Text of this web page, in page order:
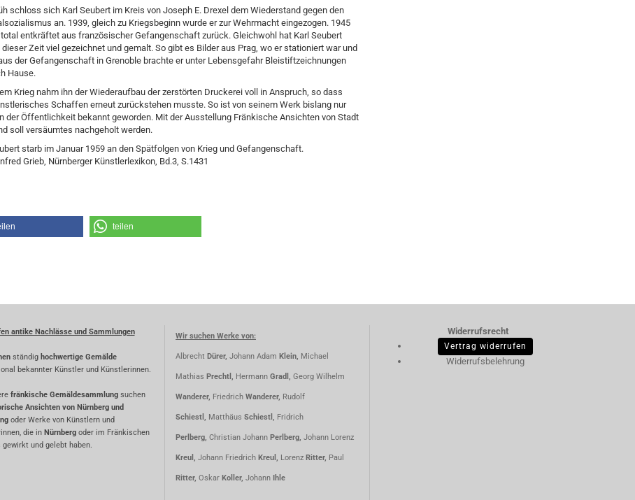
schloss sich Karl Seubert im Kreis von Joseph E. Drexel dem Wiederstand gegen den
an. 1939, gleich zu Kriegsbeginn wurde er zur Wehrmacht eingezogen. 1945
total entkräftet aus französischer Gefangenschaft zurück. Gleichwohl hat Karl Seubert
Zeit viel gezeichnet und gemalt. So gibt es Bilder aus Prag, wo er stationiert war und
der Gefangenschaft in Grenoble brachte er unter Lebensgefahr Bleistiftzeichnungen
Hause.
Krieg nahm ihn der Wiederaufbau der zerstörten Druckerei voll in Anspruch, so dass
Schaffen erneut zurückstehen musste. So ist von seinem Werk bislang nur
der Öffentlichkeit bekannt geworden. Mit der Ausstellung Fränkische Ansichten von Stadt
soll versäumtes nachgeholt werden.
starb im Januar 1959 an den Spätfolgen von Krieg und Gefangenschaft.
Grieb, Nürnberger Künstlerlexikon, Bd.3, S.1431
teilen
antike Nachlässe und Sammlungen
ständig hochwertige Gemälde
bekannter Künstler und Künstlerinnen.
fränkische Gemäldesammlungsuchen
Ansichten von Nürnberg und
oder Werke von Künstlern und
die in Nürnberg oder im Fränkischen
gewirkt und gelebt haben.
Wir suchen Werke von:
Albrecht Dürer, Johann Adam Klein, Michael
Mathias Prechtl, Hermann Gradl, Georg Wilhelm
Wanderer, Friedrich Wanderer, Rudolf
Schiestl, Matthäus Schiestl, Fridrich
Perlberg, Christian Johann Perlberg, Johann Lorenz
Kreul, Johann Friedrich Kreul, Lorenz Ritter, Paul
Ritter, Oskar Koller, Johann Ihle
Widerrufsrecht
Vertrag widerrufen
Widerrufsbelehrung